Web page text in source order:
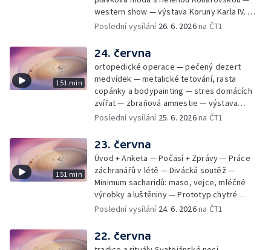
western show — výstava Koruny Karla IV. —
mladý lezecký fenomén Josef Šindel
Poslední vysílání 26. 6. 2026na ČT1
151 min
24. června
ortopedické operace — pečený dezert
medvídek — metalické tetování, rasta
copánky a bodypainting — stres domácích
zvířat — zbraňová amnestie — výstava
mikrofotografií rostlin — fenomenální
Poslední vysílání 25. 6. 2026na ČT1
151 min
23. června
Úvod + Anketa — Počasí + Zprávy — Práce
záchranářů v létě — Divácká soutěž —
Minimum sacharidů: maso, vejce, mléčné
výrobky a luštěniny — Prototyp chytré
vložky do bot pro běžce — Anketa +
záchranářů v létě — Divácká soutěž —
Minimum sacharidů: maso, vejce, mléčné
Poslední vysílání 24. 6. 2026na ČT1
22. června